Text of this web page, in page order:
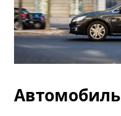
Автомобиль